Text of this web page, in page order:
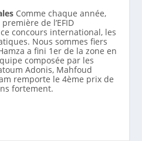
Comme chaque année,
de l’EFID
concours international, les
Nous sommes fiers
a fini 1er de la zone en
composée par les
Adonis, Mahfoud
remporte le 4ème prix de
fortement.